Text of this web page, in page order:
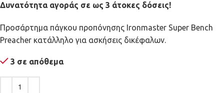
Δυνατότητα αγοράς σε ως 3 άτοκες δόσεις!
Προσάρτημα πάγκου προπόνησης Ironmaster Super Bench
Preacher κατάλληλο για ασκήσεις δικέφαλων.
3 σε απόθεμα